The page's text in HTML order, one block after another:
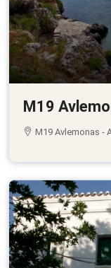
M19
M19 Avlemonas -